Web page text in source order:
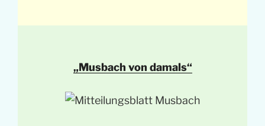
„Musbach von damals“